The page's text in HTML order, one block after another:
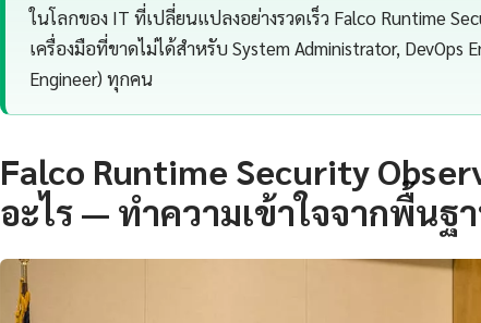
ในโลกของ IT ที่เปลี่ยนแปลงอย่างรวดเร็ว Falco Runtime
เครื่องมือที่ขาดไม่ได้สำหรับ System Administrator, DevOps
Engineer) ทุกคน
Falco Runtime Security
อะไร — ทำความเข้าใจจากพื้นฐ